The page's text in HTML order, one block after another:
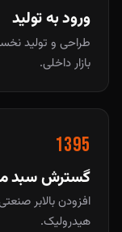
ورود به تولید
طراحی و تولید
بازار داخلی.
1395
گسترش سبد
افزودن بالابر
هیدرولیک.